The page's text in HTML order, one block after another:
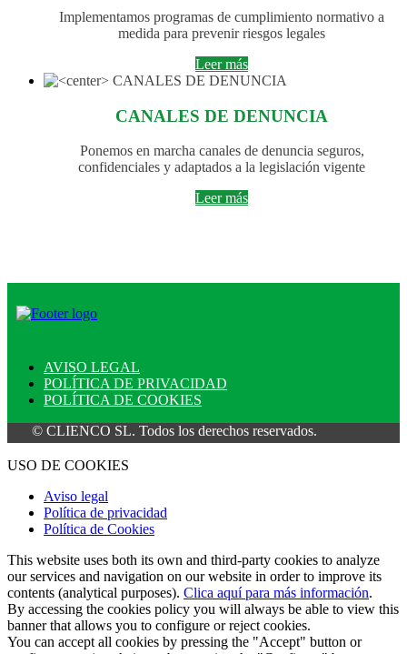
Implementamos programas de cumplimiento normativo a
medida para prevenir riesgos legales
Leer más
CANALES DE DENUNCIA
Ponemos en marcha canales de denuncia seguros,
confidenciales y adaptados a la legislación vigente
Leer más
AVISO LEGAL
POLÍTICA DE PRIVACIDAD
POLÍTICA DE COOKIES
SL. Todos los derechos reservados.
USO DE COOKIES
Aviso legal
Política de privacidad
Política de Cookies
This website uses both its own and third-party cookies to analyze
our services and navigation on our website in order to improve its
contents (analytical purposes). Clica aquí para más información.
By accessing the cookies policy you will always be able to view this
banner that allows you to configure or reject cookies.
You can accept all cookies by pressing the "Accept" button or